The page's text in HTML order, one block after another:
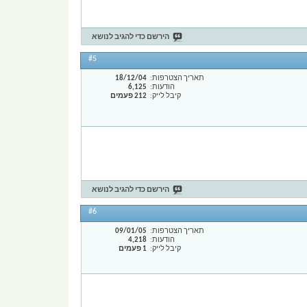
הירשם כדי להגיב לנושא
#5
תאריך הצטרפות
18/12/04
הודעות
6,125
קיבל לייק
212 פעמים
הירשם כדי להגיב לנושא
#6
תאריך הצטרפות
09/01/05
הודעות
4,218
קיבל לייק
1 פעמים